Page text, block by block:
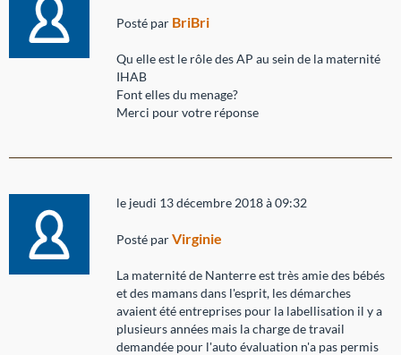
Posté par BriBri
Qu elle est le rôle des AP au sein de la maternité
IHAB
Font elles du menage?
Merci pour votre réponse
le jeudi 13 décembre 2018 à 09:32
Posté parVirginie
La maternité de Nanterre est très amie des bébés
et des mamans dans l'esprit, les démarches
avaient été entreprises pour la labellisation il y a
plusieurs années mais la charge de travail
demandée pour l'auto évaluation n'a pas permis